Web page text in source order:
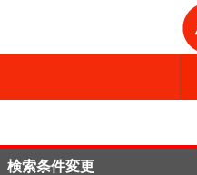
検索条件変更